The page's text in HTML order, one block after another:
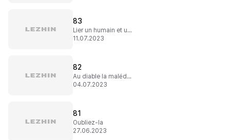
83
Lier un humain et un dieu
11.07.2023
82
Au diable la malédiction
04.07.2023
81
Oubliez-la
27.06.2023